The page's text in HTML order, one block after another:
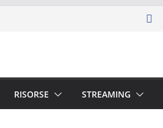
RISORSE STREAMING